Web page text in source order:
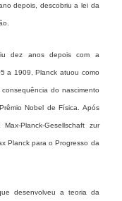
depois, descobriu a lei da
dez anos depois com a
a 1909, Planck atuou como
do nascimento
Nobel de Física. Após
Planck-Gesellschaft zur
Planck para o Progresso da
desenvolveu a teoria da